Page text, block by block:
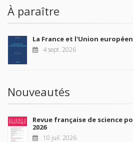
À paraître
La France et l'Union
4 sept. 2026
Nouveautés
Revue française de science
2026
10 juil. 2026